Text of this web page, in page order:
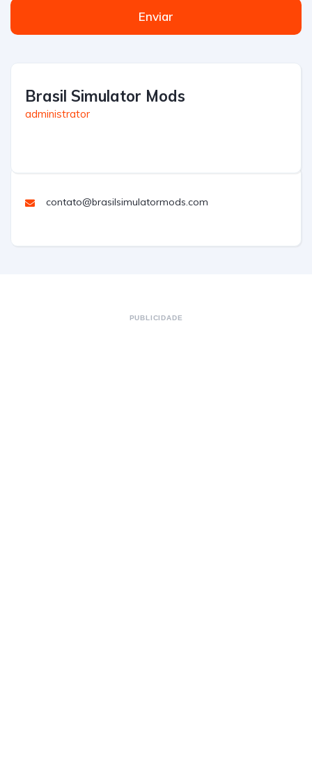
Enviar
Brasil Simulator Mods
administrator
contato@brasilsimulatormods.com
PUBLICIDADE